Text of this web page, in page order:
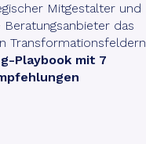
Mitgestalter und
das
Transformationsfeldern
Playbook mit 7